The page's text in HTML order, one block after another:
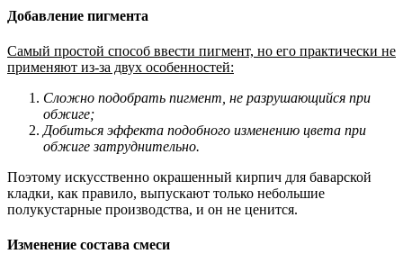
Добавление пигмента
Самый простой способ ввести пигмент, но его практически не
применяют из-за двух особенностей:
Сложно подобрать пигмент, не разрушающийся при
обжиге;
Добиться эффекта подобного изменению цвета при
обжиге затруднительно.
Поэтому искусственно окрашенный кирпич для баварской
кладки, как правило, выпускают только небольшие
полукустарные производства, и он не ценится.
Изменение состава смеси